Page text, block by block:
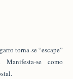
torna-se “escape”
se como